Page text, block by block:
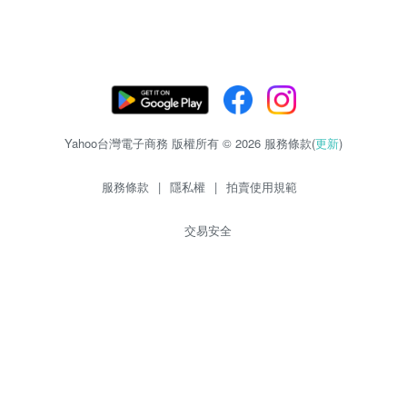
Yahoo台灣電子商務 版權所有 © 2026 服務條款(更新)
服務條款 | 隱私權 | 拍賣使用規範
交易安全